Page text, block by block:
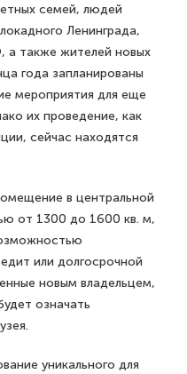
семей, людей
Ленинграда,
а также жителей новых
года запланированы
мероприятия для еще
их проведение, как
сейчас находятся
в центральной
от 1300 до 1600 кв. м,
или долгосрочной
новым владельцем,
означать
уникального для